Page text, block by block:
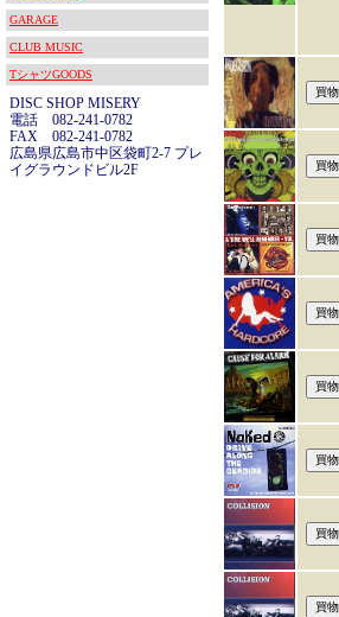
GARAGE
CLUB MUSIC
TシャツGOODS
DISC SHOP MISERY
電話 082-241-0782
FAX 082-241-0782
広島県広島市中区袋町2-7 プレ
イグラウンドビル2F